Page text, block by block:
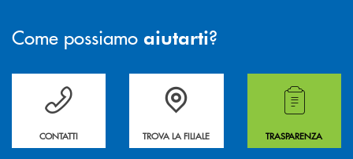
Come possiamo aiutarti?
Per ogni necessità compila il form e noi ti richiamiamo
CONTATTI
La&nbsp; Filiale &nbsp;vicina a te. &nbsp;
TROVA LA FILIALE
Hai bisogno di
TRASPARENZA